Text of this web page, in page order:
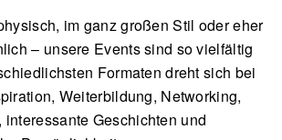
im ganz großen Stil oder eher
– unsere Events sind so vielfältig
Formaten dreht sich bei
Weiterbildung, Networking,
interessante Geschichten und